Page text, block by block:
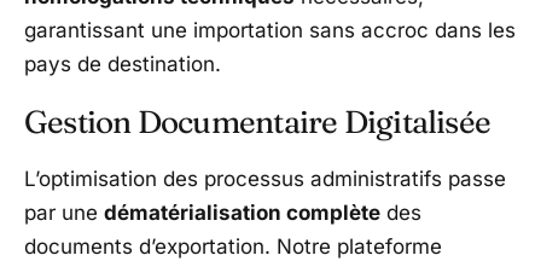
garantissant une importation sans accroc dans les
pays de destination.
Gestion Documentaire Digitalisée
L’optimisation des processus administratifs passe
par une dématérialisation complète des
documents d’exportation. Notre plateforme